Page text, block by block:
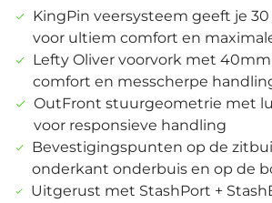
KingPin veersysteem geeft je
voor ultiem comfort en
Lefty Oliver voorvork met
comfort en messcherpe
OutFront stuurgeometrie met
voor responsieve handling
Bevestigingspunten op de
onderkant onderbuis en op de
Uitgerust met StashPort +